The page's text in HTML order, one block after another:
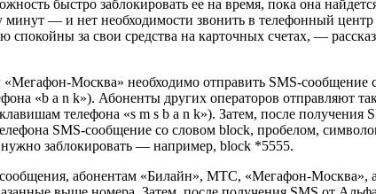
быстро заблокировать ее на время, пока она
минут — и нет необходимости звонить в телефонный центр
за свои средства на карточных счетах, —
Москва» необходимо отправить SMS-сообщение
«b a n k»). Абоненты других операторов отправляют
телефона «s m s b a n k»). Затем, после получения
SMS-сообщение со словом block, пробелом,
заблокировать — например, block *5555.
абонентам «Билайн», МТС, «Мегафон-Москва»,